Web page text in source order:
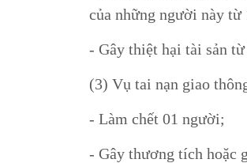
của những người này từ
- Gây thiệt hại tài sản
(3) Vụ tai nạn giao
- Làm chết 01 người;
- Gây thương tích hoặc